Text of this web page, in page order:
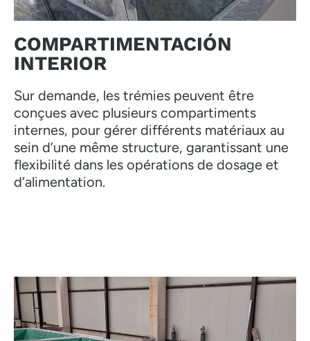
COMPARTIMENTACIÓN
INTERIOR
Sur demande, les trémies peuvent être
conçues avec plusieurs compartiments
internes, pour gérer différents matériaux au
sein d’une même structure, garantissant une
flexibilité dans les opérations de dosage et
d’alimentation.